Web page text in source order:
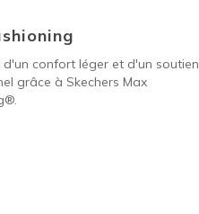
d'un confort léger et d'un soutien
grâce à Skechers Max